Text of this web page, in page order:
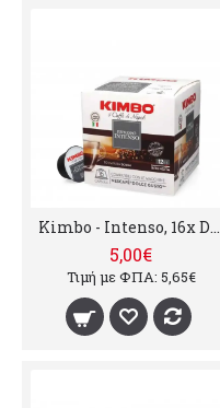
Kimbo - Intenso, 16x Dolce Gusto συμβατές
5,00€
Τιμή με ΦΠΑ: 5,65€